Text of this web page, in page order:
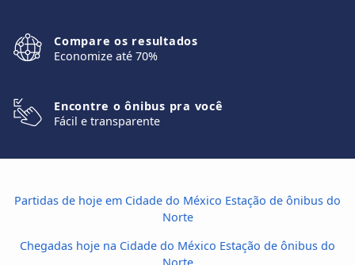
Compare os resultados
Economize até 70%
Encontre o ônibus pra você
Fácil e transparente
Partidas de hoje em Cidade do México Estação de ônibus do
Norte
Chegadas hoje na Cidade do México Estação de ônibus do